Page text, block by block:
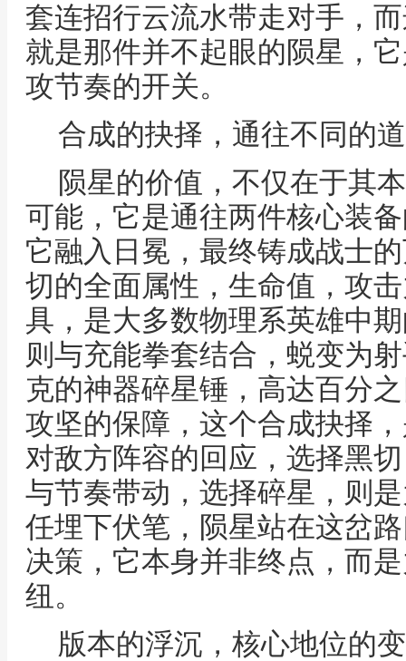
套连招行云流水带走对手，
就是那件并不起眼的陨星，
攻节奏的开关。
合成的抉择，通往不同的
陨星的价值，不仅在于其
可能，它是通往两件核心装
它融入日冕，最终铸成战士
切的全面属性，生命值，攻
具，是大多数物理系英雄中
则与充能拳套结合，蜕变为
克的神器碎星锤，高达百分
攻坚的保障，这个合成抉择
对敌方阵容的回应，选择黑
与节奏带动，选择碎星，则
任埋下伏笔，陨星站在这岔
决策，它本身并非终点，而
纽。
版本的浮沉，核心地位的